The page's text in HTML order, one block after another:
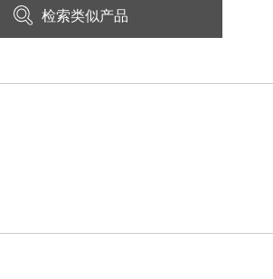
检索类似产品